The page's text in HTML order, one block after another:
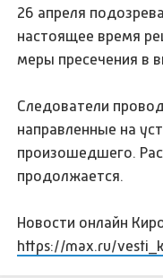
26 апреля
настоящее время
меры пресечения в
Следователи
направленные на
произошедшего.
продолжается.
Новости онлайн
https://max.ru/